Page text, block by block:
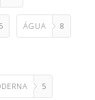
ÁGUA 8
5